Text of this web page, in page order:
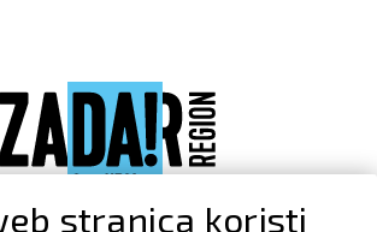
stranica koristi